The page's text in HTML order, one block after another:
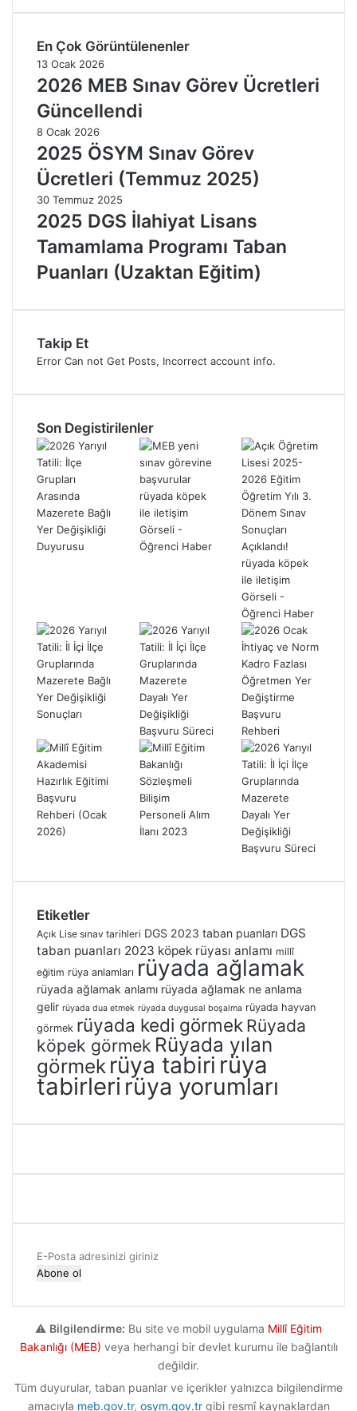
En Çok Görüntülenenler
13 Ocak 2026
2026 MEB Sınav Görev Ücretleri
Güncellendi
8 Ocak 2026
2025 ÖSYM Sınav Görev
Ücretleri (Temmuz 2025)
30 Temmuz 2025
2025 DGS İlahiyat Lisans
Tamamlama Programı Taban
Puanları (Uzaktan Eğitim)
Takip Et
Error Can not Get Posts, Incorrect account info.
Son Degistirilenler
Etiketler
Açık Lise sınav tarihleri DGS 2023 taban puanları DGS
taban puanları 2023 köpek rüyası anlamı millî
eğitim rüya anlamları rüyada ağlamak
rüyada ağlamak anlamı rüyada ağlamak ne anlama
gelir rüyada dua etmek rüyada duygusal boşalma rüyada hayvan
görmek rüyada kedi görmek Rüyada
köpek görmek Rüyada yılan
görmek rüya tabiri rüya
tabirleri rüya yorumları
E-
Posta
giriniz
⚠️ Bilgilendirme: Bu site ve mobil uygulama Millî Eğitim
Bakanlığı (MEB) veya herhangi bir devlet kurumu ile bağlantılı
değildir.
Tüm duyurular, taban puanlar ve içerikler yalnızca bilgilendirme
amacıyla meb.gov.tr, osym.gov.trgibi resmî kaynaklardan